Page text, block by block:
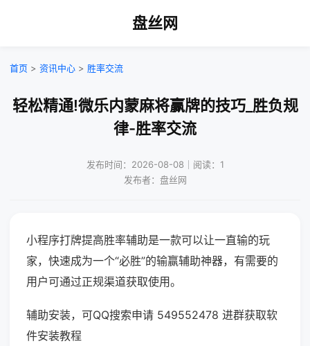
盘丝网
首页 > 资讯中心 > 胜率交流
轻松精通!微乐内蒙麻将赢牌的技巧_胜负规
律-胜率交流
发布时间：2026-08-08｜阅读：1
发布者：盘丝网
小程序打牌提高胜率辅助是一款可以让一直输的玩
家，快速成为一个“必胜”的输赢辅助神器，有需要的
用户可通过正规渠道获取使用。
辅助安装，可QQ搜索申请 549552478 进群获取软
件安装教程